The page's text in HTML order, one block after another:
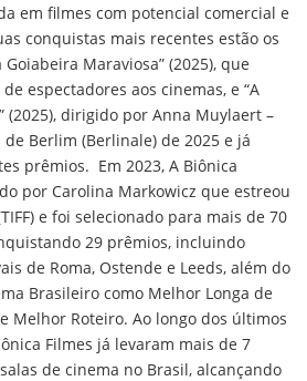
em filmes com potencial comercial e
conquistas mais recentes estão os
Maraviosa” (2025), que
espectadores aos cinemas, e “A
(2025), dirigido por Anna Muylaert –
Berlim (Berlinale) de 2025 e já
prêmios. Em 2023, A Biônica
por Carolina Markowicz que estreou
e foi selecionado para mais de 70
29 prêmios, incluindo
de Roma, Ostende e Leeds, além do
Brasileiro como Melhor Longa de
Melhor Roteiro. Ao longo dos últimos
Filmes já levaram mais de 7
de cinema no Brasil, alcançando